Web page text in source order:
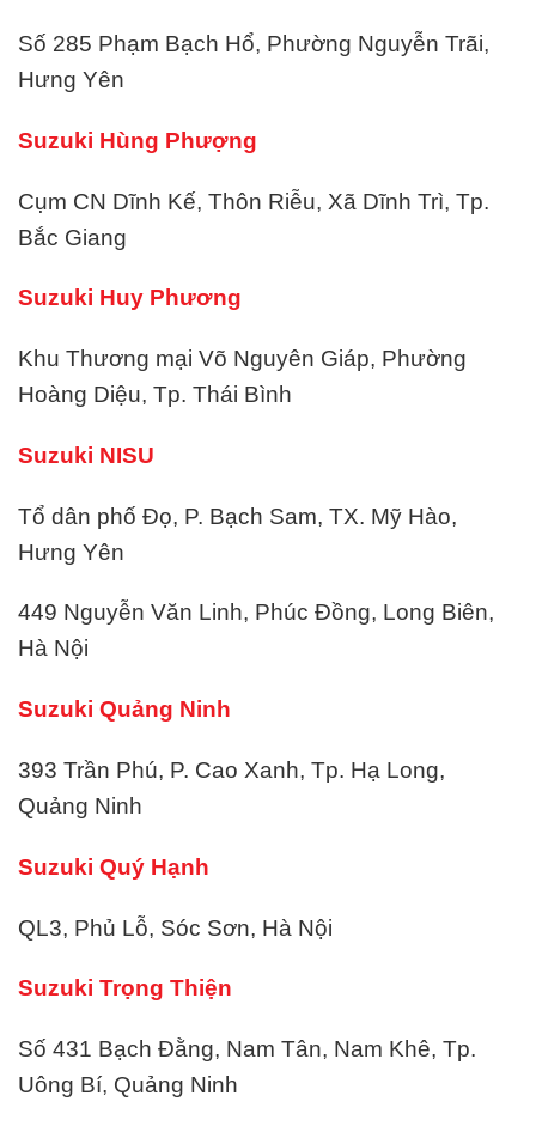
Số 285 Phạm Bạch Hổ, Phường Nguyễn Trãi,
Hưng Yên
Suzuki Hùng Phượng
Cụm CN Dĩnh Kế, Thôn Riễu, Xã Dĩnh Trì, Tp.
Bắc Giang
Suzuki Huy Phương
Khu Thương mại Võ Nguyên Giáp, Phường
Hoàng Diệu, Tp. Thái Bình
Suzuki NISU
Tổ dân phố Đọ, P. Bạch Sam, TX. Mỹ Hào,
Hưng Yên
449 Nguyễn Văn Linh, Phúc Đồng, Long Biên,
Hà Nội
Suzuki Quảng Ninh
393 Trần Phú, P. Cao Xanh, Tp. Hạ Long,
Quảng Ninh
Suzuki Quý Hạnh
QL3, Phủ Lỗ, Sóc Sơn, Hà Nội
Suzuki Trọng Thiện
Số 431 Bạch Đằng, Nam Tân, Nam Khê, Tp.
Uông Bí, Quảng Ninh